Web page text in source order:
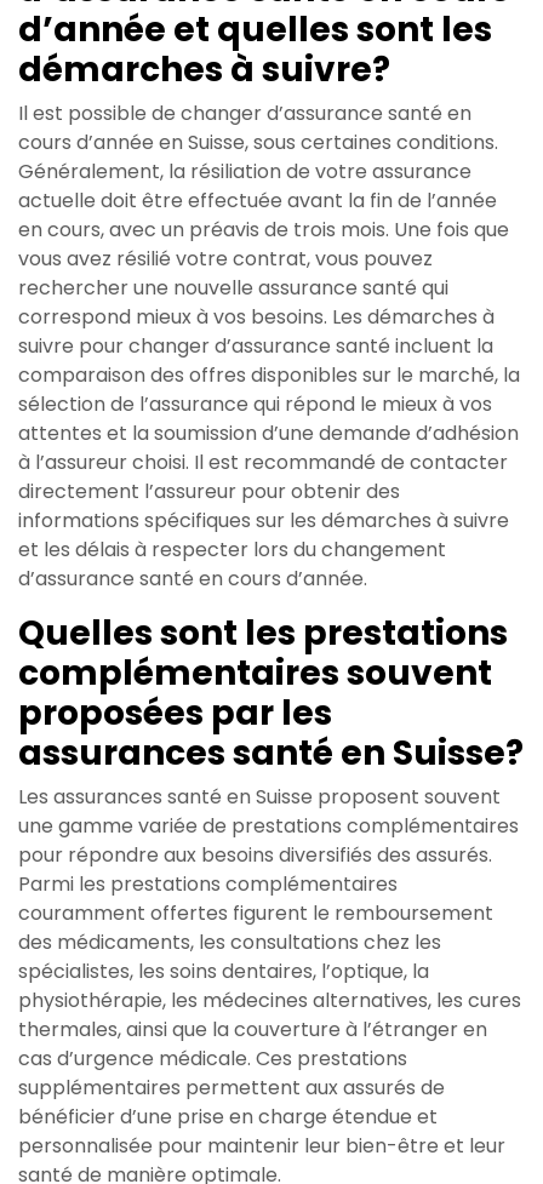
d’année et quelles sont les
démarches à suivre?
Il est possible de changer d’assurance santé en
cours d’année en Suisse, sous certaines conditions.
Généralement, la résiliation de votre assurance
actuelle doit être effectuée avant la fin de l’année
en cours, avec un préavis de trois mois. Une fois que
vous avez résilié votre contrat, vous pouvez
rechercher une nouvelle assurance santé qui
correspond mieux à vos besoins. Les démarches à
suivre pour changer d’assurance santé incluent la
comparaison des offres disponibles sur le marché, la
sélection de l’assurance qui répond le mieux à vos
attentes et la soumission d’une demande d’adhésion
à l’assureur choisi. Il est recommandé de contacter
directement l’assureur pour obtenir des
informations spécifiques sur les démarches à suivre
et les délais à respecter lors du changement
d’assurance santé en cours d’année.
Quelles sont les prestations
complémentaires souvent
proposées par les
assurances santé en Suisse?
Les assurances santé en Suisse proposent souvent
une gamme variée de prestations complémentaires
pour répondre aux besoins diversifiés des assurés.
Parmi les prestations complémentaires
couramment offertes figurent le remboursement
des médicaments, les consultations chez les
spécialistes, les soins dentaires, l’optique, la
physiothérapie, les médecines alternatives, les cures
thermales, ainsi que la couverture à l’étranger en
cas d’urgence médicale. Ces prestations
supplémentaires permettent aux assurés de
bénéficier d’une prise en charge étendue et
personnalisée pour maintenir leur bien-être et leur
santé de manière optimale.